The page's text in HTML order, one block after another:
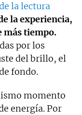
la lectura
la experiencia,
más tiempo.
por los
del brillo, el
fondo.
momento
energía. Por